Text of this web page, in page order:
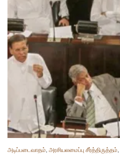
அடிப்படைவாதம், அரசியலமைப்பு சீர்த்திருத்தம்,